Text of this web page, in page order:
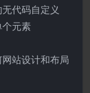
代码自定义
元素
站设计和布局